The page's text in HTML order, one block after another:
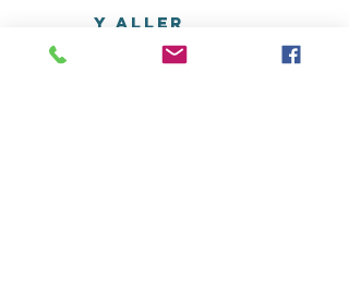
Y aller